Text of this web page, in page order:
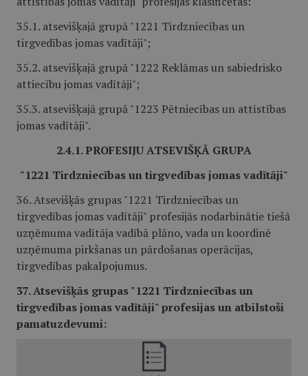
35.1. atsevišķajā grupā "1221 Tirdzniecības un
tirgvedības jomas vadītāji";
35.2. atsevišķajā grupā "1222 Reklāmas un sabiedrisko
attiecību jomas vadītāji";
35.3. atsevišķajā grupā "1223 Pētniecības un attīstības
jomas vadītāji".
2.4.1. PROFESIJU ATSEVIŠĶĀ GRUPA
"1221 Tirdzniecības un tirgvedības jomas vadītāji"
36. Atsevišķās grupas "1221 Tirdzniecības un
tirgvedības jomas vadītāji" profesijās nodarbinātie tiešā
uzņēmuma vadītāja vadībā plāno, vada un koordinē
uzņēmuma pirkšanas un pārdošanas operācijas,
tirgvedības pakalpojumus.
37. Atsevišķās grupas "1221 Tirdzniecības un
tirgvedības jomas vadītāji" profesijas un atbilstoši
pamatuzdevumi: